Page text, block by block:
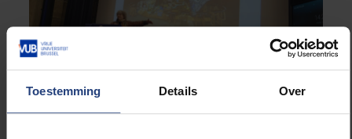
Toestemming Details Over